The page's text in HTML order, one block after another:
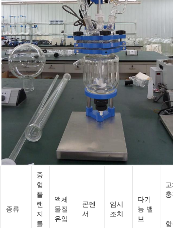
종류
중
형
플
랜
지
를
액체
물질
유입
콘덴
서
임시
조치
다기
능 밸
브